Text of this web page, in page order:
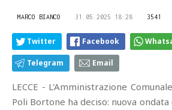
MARCO BIANCO 31.05.2025 18:28 3541
Twitter Facebook
Telegram Email
LECCE - L'Amministrazione
Poli Bortone ha deciso: nuova